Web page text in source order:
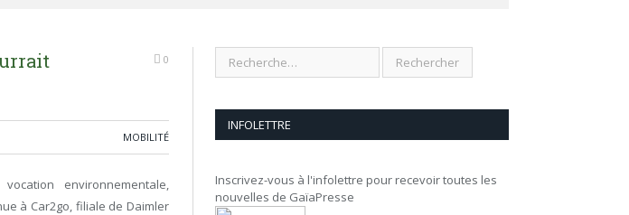
0
MOBILITÉ
environnementale,
à Car2go, filiale de Daimler
INFOLETTRE
Inscrivez-vous à l'infolettre pour recevoir toutes les
nouvelles de GaïaPresse